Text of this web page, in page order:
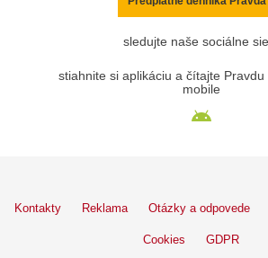
sledujte naše sociálne
stiahnite si aplikáciu a čítajte
mobile
Kontakty Reklama Otázky a odpovede
Cookies GDPR